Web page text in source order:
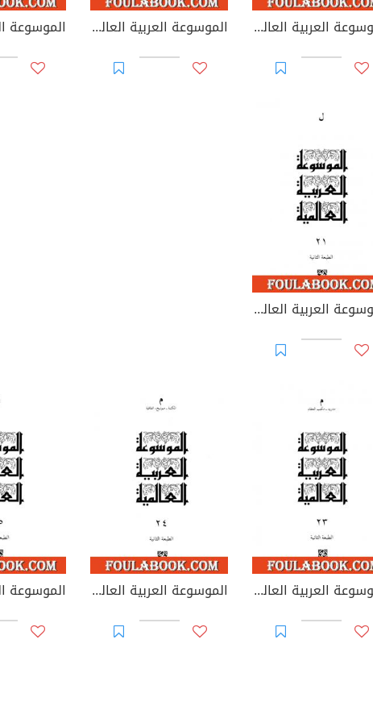
الموسوعة العربية العالمية - المجلد السابع عشر: غ - ف الموسوعة العربية العالمية - المجلد الثامن عشر: ق
الموسوعة العربية العالمية - المجلد الحادي والعشرون: ل
الموسوعة العربية العالمية - المجلد الثالث والعشرون: مدريد - مكتب العتقاء الموسوعة العربية العالمية - المجلد الرابع والعشرون: مكتبة - ميونخ، اتفاقية